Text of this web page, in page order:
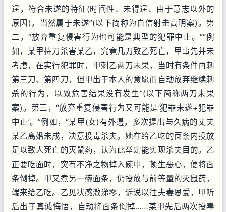
逞，符合未遂的特征(时间性、未得逞、由于意志以外的
原因)，当然属于未遂”(以下简称为自信射击高明案)。第
二，“放弃重复侵害行为也可能是典型的犯罪中止。”“例
如，某甲持刀杀害某乙，究竟几刀致乙死亡，甲事先并未
考虑，在实行犯罪时，甲刺乙两刀未果，当时有条件再刺
第三刀、第四刀，但甲出于本人的意愿而自动放弃继续刺
杀的行为，以致危害结果没有发生”(以下简称两刀未果
案)。第三，“放弃重复侵害行为又可能是‘犯罪未遂+犯罪
中止’。”例如，“某甲(女)有外遇，多次提出与久病的丈夫
某乙离婚未成，决意投毒杀夫。她在给乙吃的面条内投放
足以致人死亡的灭鼠药，认为此举定能实现杀夫目的。乙
正要吃面时，突有不净之物掉入碗中，顿生恶心，便将面
条倒掉。甲又煮另一碗面条，仍投放与前等量的灭鼠药，
端来给乙吃。乙见状感激涕零，诉说以往夫妻恩爱，甲听
后出于真诚悔悟，自动将面条倒掉……某甲先后两次投毒